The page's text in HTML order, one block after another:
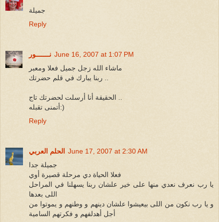
جميلة
Reply
نـــــــور June 16, 2007 at 1:07 PM
ماشاء الله زجل جميل فعلا ومعبر
أتمنى تقبله:)
Reply
الحلم العربي
June 17, 2007 at 2:30 AM
جميلة جدا
فعلا الحياة دي مرحلة قصيرة أوي
يا رب نعرف نعدي منها على خير علشان ربنا يسهلنا في المراحل
اللى بعدها
و يا رب نكون من اللى بيعيشوا علشان دينهم و وطنهم و يموتوا من
أجل أهدلفهم و فكرتهم السامية